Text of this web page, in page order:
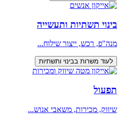
בינוי תשתיות ותעשייה
מנה"פ, רכש, ייצור שילוח...
לעוד משרות בבינוי ותשתיות
תפעול
שיווק, מכירות, משאבי אנוש...